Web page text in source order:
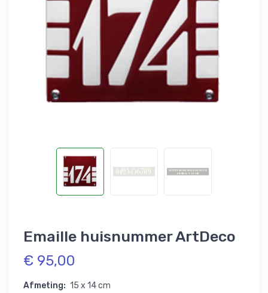
Emaille huisnummer ArtDeco
€ 95,00
Afmeting: 15 x 14 cm